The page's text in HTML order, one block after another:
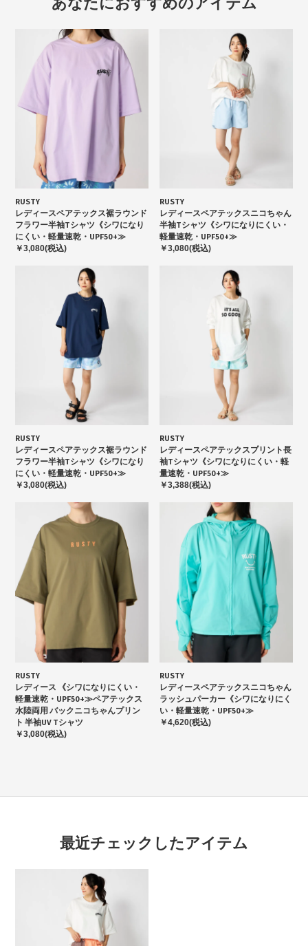
RUSTY
レディースペアテックス裾ラウンド
フラワー半袖Tシャツ《シワになり
にくい・軽量速乾・UPF50+≫
￥3,080(税込)
RUSTY
レディースペアテックスニコちゃん
半袖Tシャツ《シワになりにくい・
軽量速乾・UPF50+≫
￥3,080(税込)
RUSTY
レディースペアテックス裾ラウンド
フラワー半袖Tシャツ《シワになり
にくい・軽量速乾・UPF50+≫
￥3,080(税込)
RUSTY
レディースペアテックスプリント長
袖Tシャツ《シワになりにくい・軽
量速乾・UPF50+≫
￥3,388(税込)
RUSTY
レディース 《シワになりにくい・
軽量速乾・UPF50+≫ペアテックス
水陸両用 バックニコちゃんプリン
ト 半袖UV Tシャツ
￥3,080(税込)
RUSTY
レディースペアテックスニコちゃん
ラッシュパーカー《シワになりにく
い・軽量速乾・UPF50+≫
￥4,620(税込)
最近チェックしたアイテム